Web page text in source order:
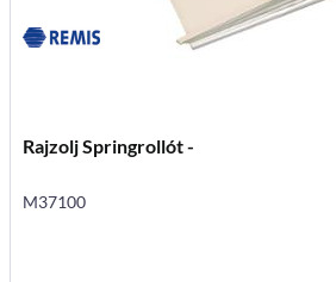
Rajzolj Springrollót -
M37100